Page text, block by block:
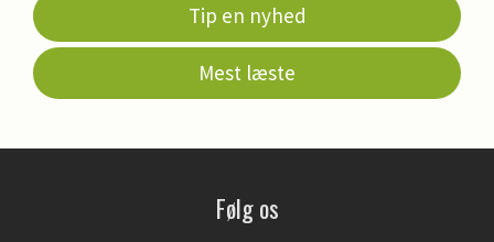
Tip en nyhed
Mest læste
Følg os